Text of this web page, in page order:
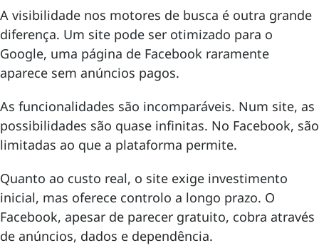
A visibilidade nos motores de busca é outra grande
diferença. Um site pode ser otimizado para o
Google, uma página de Facebook raramente
aparece sem anúncios pagos.
As funcionalidades são incomparáveis. Num site, as
possibilidades são quase infinitas. No Facebook, são
limitadas ao que a plataforma permite.
Quanto ao custo real, o site exige investimento
inicial, mas oferece controlo a longo prazo. O
Facebook, apesar de parecer gratuito, cobra através
de anúncios, dados e dependência.